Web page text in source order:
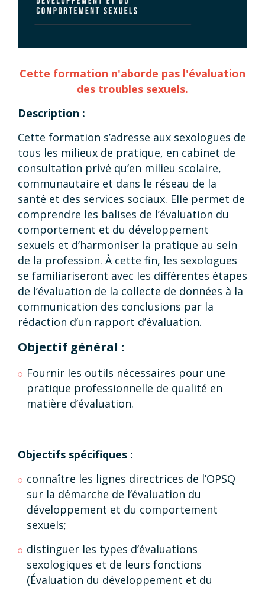
Cette formation n'aborde pas l'évaluation
des troubles sexuels.
Description :
Cette formation s’adresse aux sexologues de
tous les milieux de pratique, en cabinet de
consultation privé qu’en milieu scolaire,
communautaire et dans le réseau de la
santé et des services sociaux. Elle permet de
comprendre les balises de l’évaluation du
comportement et du développement
sexuels et d’harmoniser la pratique au sein
de la profession. À cette fin, les sexologues
se familiariseront avec les différentes étapes
de l’évaluation de la collecte de données à la
communication des conclusions par la
rédaction d’un rapport d’évaluation.
Objectif général :
Fournir les outils nécessaires pour une
pratique professionnelle de qualité en
matière d’évaluation.
Objectifs spécifiques :
connaître les lignes directrices de l’OPSQ
sur la démarche de l’évaluation du
développement et du comportement
sexuels;
distinguer les types d’évaluations
sexologiques et de leurs fonctions
(Évaluation du développement et du